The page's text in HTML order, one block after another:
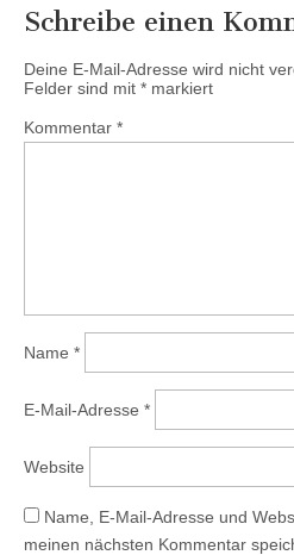
Schreibe einen
Deine E-Mail-Adresse wird nicht
Felder sind mit * markiert
Kommentar *
Name *
E-Mail-Adresse *
Website
Name, E-Mail-Adresse und
meinen nächsten Kommentar